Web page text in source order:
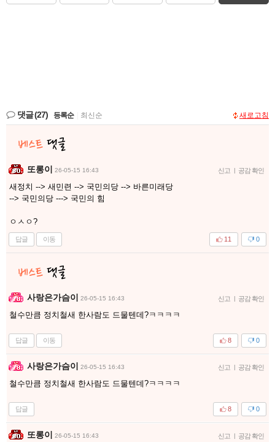
댓글(27) 등록순 최신순 새로고침
또롱이 26-05-15 16:43 신고 | 공감 확인
새정치 --> 새민련 --> 국민의당 --> 바른미래당
--> 국민의당 ---> 국민의 힘
ㅇㅅㅇ?
답글 이동 0
11
사랑은가슴이 26-05-15 16:43 신고 | 공감 확인
철수만큼 정치철새 한사람도 드물텐데?ㅋㅋㅋㅋ
답글 이동 0
8
사랑은가슴이 26-05-15 16:43 신고 | 공감 확인
철수만큼 정치철새 한사람도 드물텐데?ㅋㅋㅋㅋ
답글 0
8
또롱이 26-05-15 16:43 신고 | 공감 확인